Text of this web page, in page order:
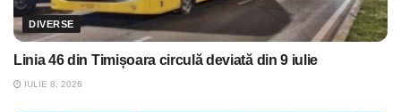
DIVERSE
Linia 46 din Timișoara circulă deviată din 9 iulie
IULIE 8, 2026